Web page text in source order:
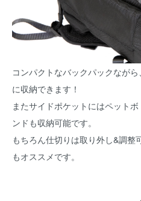
コンパクトなバックパックなが
に収納できます！
またサイドポケットにはペット
ンドも収納可能です。
もちろん仕切りは取り外し&調整
もオススメです。